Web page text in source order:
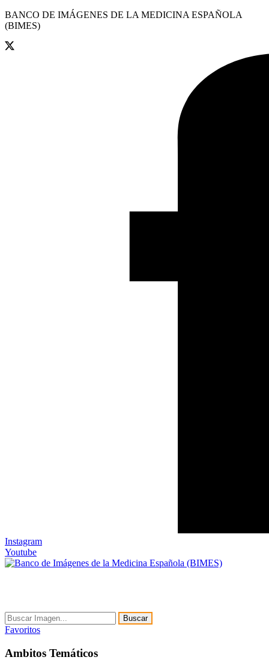
BANCO DE IMÁGENES DE LA MEDICINA ESPAÑOLA
(BIMES)
Instagram
Youtube
Buscar
Favoritos
Ambitos Temáticos